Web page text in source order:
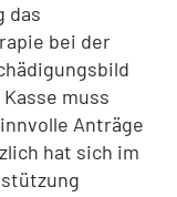
das
bei der
muss
Anträge
hat sich im